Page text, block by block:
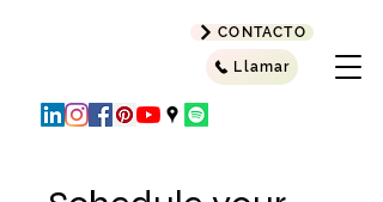
CONTACTO
Llamar